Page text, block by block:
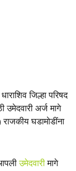
धाराशिव जिल्हा परिषद
उमेदवारी अर्ज मागे
घडामोडींना
उमेदवारीमागे